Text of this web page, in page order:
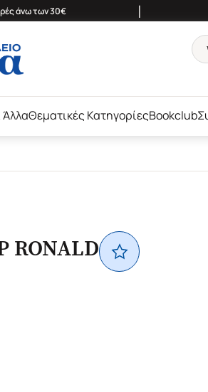
άνω των 30€ |
ΆλλαΘεματικές ΚατηγορίεςBookclub
RONALD